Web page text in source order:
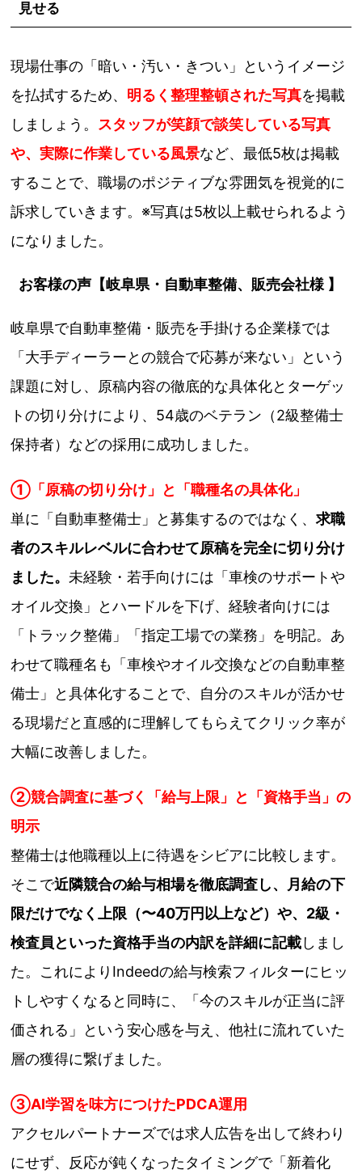
見せる
現場仕事の「暗い・汚い・きつい」というイメージ
を払拭するため、 明るく整理整頓された写真を掲載
しましょう。 スタッフが笑顔で談笑している写真
や、実際に作業している風景など、最低5枚は掲載
することで、職場のポジティブな雰囲気を視覚的に
訴求していきます。※写真は5枚以上載せられるよう
になりました。
お客様の声【岐阜県・自動車整備、販売会社様 】
岐阜県で自動車整備・販売を手掛ける企業様では
「大手ディーラーとの競合で応募が来ない」という
課題に対し、原稿内容の徹底的な具体化とターゲッ
トの切り分けにより、54歳のベテラン（2級整備士
保持者）などの採用に成功しました。
①「原稿の切り分け」と「職種名の具体化」
単に「自動車整備士」と募集するのではなく、求職
者のスキルレベルに合わせて原稿を完全に切り分け
ました。未経験・若手向けには「車検のサポートや
オイル交換」とハードルを下げ、経験者向けには
「トラック整備」「指定工場での業務」を明記。あ
わせて職種名も「車検やオイル交換などの自動車整
備士」と具体化することで、自分のスキルが活かせ
る現場だと直感的に理解してもらえてクリック率が
大幅に改善しました。
②競合調査に基づく「給与上限」と「資格手当」の
明示
整備士は他職種以上に待遇をシビアに比較します。
そこで近隣競合の給与相場を徹底調査し、月給の下
限だけでなく上限（〜40万円以上など）や、2級・
検査員といった資格手当の内訳を詳細に記載しまし
た。これによりIndeedの給与検索フィルターにヒッ
トしやすくなると同時に、「今のスキルが正当に評
価される」という安心感を与え、他社に流れていた
層の獲得に繋げました。
③AI学習を味方につけたPDCA運用
アクセルパートナーズでは求人広告を出して終わり
にせず、反応が鈍くなったタイミングで「新着化